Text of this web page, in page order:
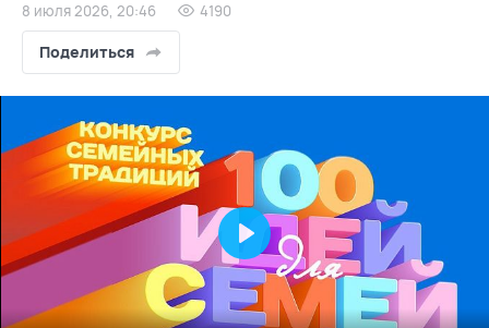
8 июля 2026, 20:46 4190
Поделиться
Play